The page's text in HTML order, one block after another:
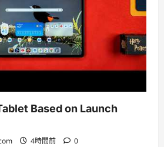
Based on Launch
4時間前 0